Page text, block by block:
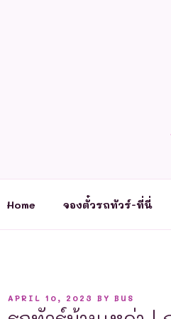
Home จองตั๋วรถทัวร์-ที่นี่
POSTED
APRIL 10, 2023 BY BUS